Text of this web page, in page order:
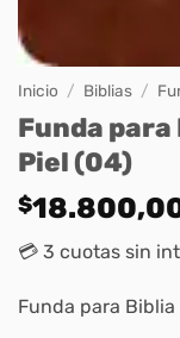
Inicio / Biblias /
Funda
Piel (04)
$
💳 3 cuotas sin
Funda para